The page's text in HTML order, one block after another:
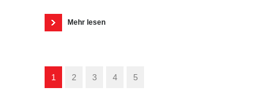
Mehr lesen
1 2 3 4 5